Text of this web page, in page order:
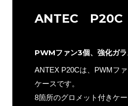
ANTEC P20C
PWMファン3個、強化ガ
ANTEX P20Cは、PWMフ
ケースです。
8箇所のグロメット付きケ